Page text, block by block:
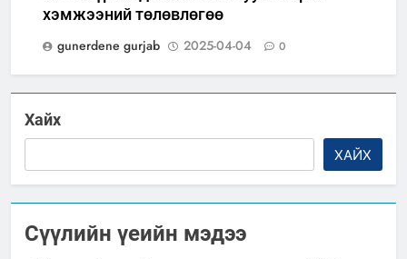
хэмжээний төлөвлөгөө
gunerdene gurjab
2025-04-04 0
Хайх
ХАЙХ
Сүүлийн үеийн мэдээ